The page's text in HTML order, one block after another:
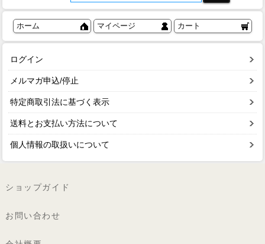
ホーム マイページ カート
ログイン
メルマガ申込/停止
特定商取引法に基づく表示
送料とお支払い方法について
個人情報の取扱いについて
ショップガイド
お問い合わせ